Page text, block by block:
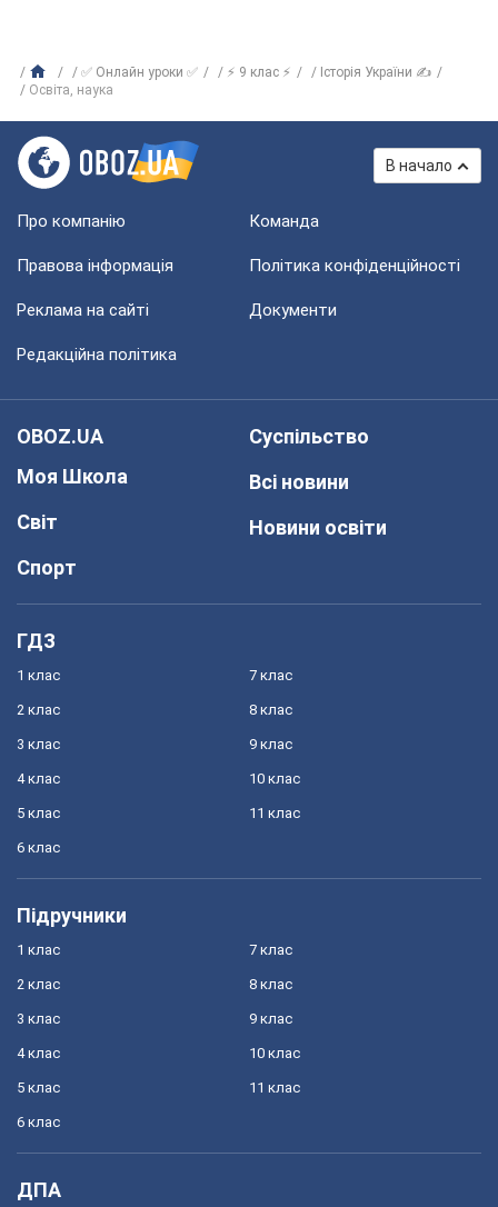
✅ Онлайн уроки ✅ ⚡ 9 клас ⚡
Історія України ✍
Освіта, наука
В начало
Про компанію Команда
Правова інформація Політика конфіденційності
Реклама на сайті Документи
Редакційна політика
OBOZ.UA
Моя Школа
Світ
Спорт
Суспільство
Всі новини
Новини освіти
ГДЗ
1 клас
2 клас
3 клас
4 клас
5 клас
6 клас
7 клас
8 клас
9 клас
10 клас
11 клас
Підручники
1 клас
2 клас
3 клас
4 клас
5 клас
6 клас
7 клас
8 клас
9 клас
10 клас
11 клас
ДПА